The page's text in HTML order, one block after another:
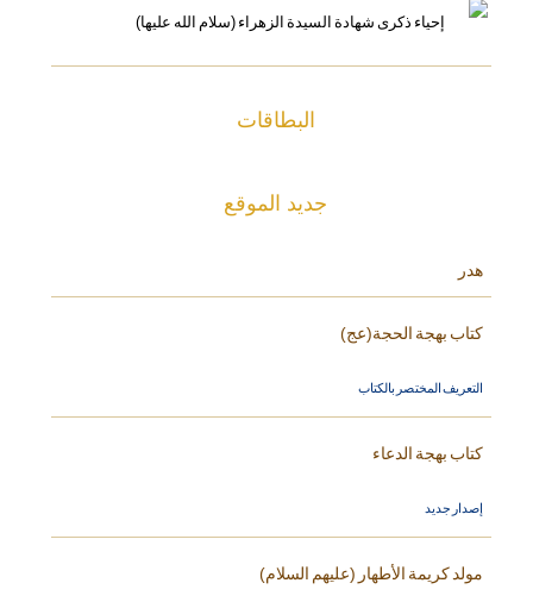
البطاقات
جديد الموقع
هدر
كتاب بهجة الحجة(عج)
التعريف المختصر بالكتاب
كتاب بهجة الدعاء
إصدار جديد
مولد كريمة الأطهار (عليهم السلام)